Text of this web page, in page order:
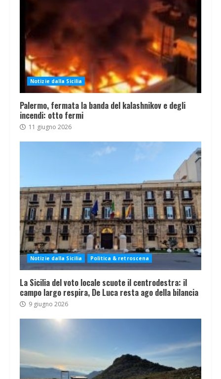
Notizie dalla Sicilia
Palermo, fermata la banda del kalashnikov e degli
incendi: otto fermi
11 giugno 2026
Notizie dalla Sicilia Politica & retroscena
La Sicilia del voto locale scuote il centrodestra: il
campo largo respira, De Luca resta ago della bilancia
9 giugno 2026